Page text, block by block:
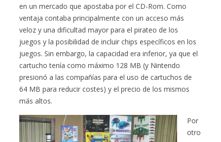
en un mercado que apostaba por el CD-Rom. Como
ventaja contaba principalmente con un acceso más
veloz y una dificultad mayor para el pirateo de los
juegos y la posibilidad de incluir chips específicos en los
juegos. Sin embargo, la capacidad era inferior, ya que el
cartucho tenía como máximo 128 MB (y Nintendo
presionó a las compañías para el uso de cartuchos de
64 MB para reducir costes) y el precio de los mismos
más altos.
Por
otro